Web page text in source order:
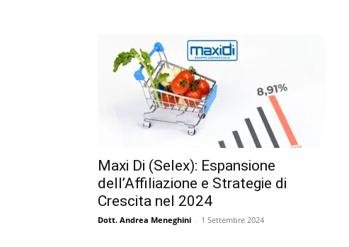
Maxi Di (Selex): Espansione
dell’Affiliazione e Strategie di
Crescita nel 2024
Dott. Andrea Meneghini - 1 Settembre 2024